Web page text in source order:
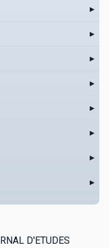
▸
▸
▸
▸
▸
▸
▸
▸
D'ETUDES